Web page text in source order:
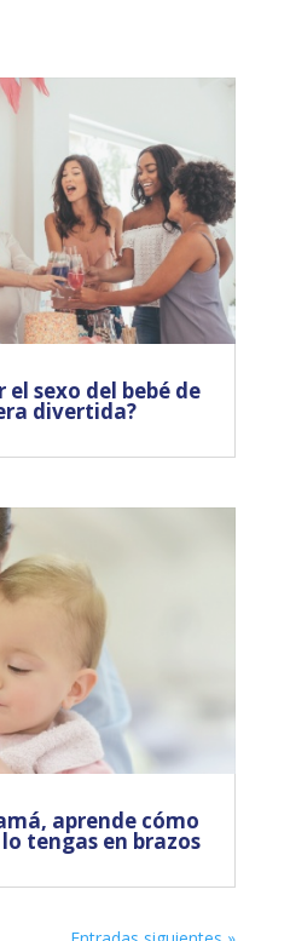
sexo del bebé de
divertida?
aprende cómo
tengas en brazos